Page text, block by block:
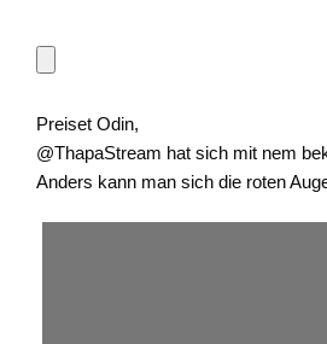
Preiset Odin,
@ThapaStream hat sich mit nem
Anders kann man sich die roten